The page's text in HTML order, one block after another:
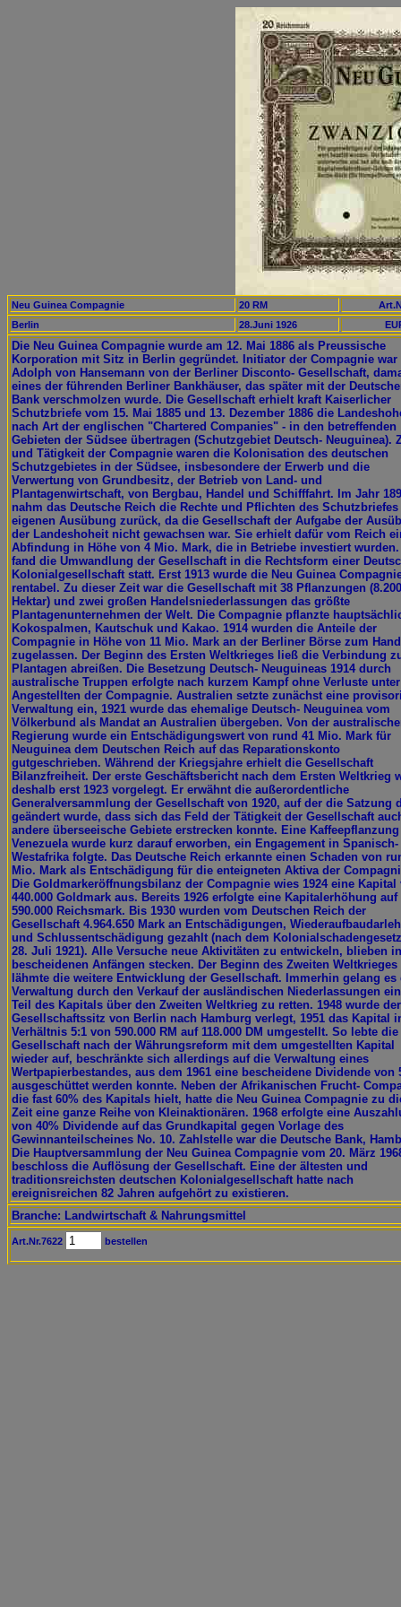
Neu Guinea Compagnie 20 RM
Berlin
28.Juni 1926
Die Neu Guinea Compagnie wurde am 12. Mai 1886 als Preussische
Korporation mit Sitz in Berlin gegründet. Initiator der Compagnie war
Adolph von Hansemann von der Berliner Disconto- Gesellschaft,
eines der führenden Berliner Bankhäuser, das später mit der
Bank verschmolzen wurde. Die Gesellschaft erhielt kraft Kaiserlicher
Schutzbriefe vom 15. Mai 1885 und 13. Dezember 1886 die
nach Art der englischen "Chartered Companies" - in den betreffenden
Gebieten der Südsee übertragen (Schutzgebiet Deutsch- Neuguinea).
und Tätigkeit der Compagnie waren die Kolonisation des deutschen
Schutzgebietes in der Südsee, insbesondere der Erwerb und die
Verwertung von Grundbesitz, der Betrieb von Land- und
Plantagenwirtschaft, von Bergbau, Handel und Schifffahrt. Im Jahr
nahm das Deutsche Reich die Rechte und Pflichten des
eigenen Ausübung zurück, da die Gesellschaft der Aufgabe der
der Landeshoheit nicht gewachsen war. Sie erhielt dafür vom Reich
Abfindung in Höhe von 4 Mio. Mark, die in Betriebe investiert wurden.
fand die Umwandlung der Gesellschaft in die Rechtsform einer
Kolonialgesellschaft statt. Erst 1913 wurde die Neu Guinea
rentabel. Zu dieser Zeit war die Gesellschaft mit 38 Pflanzungen (8.200
Hektar) und zwei großen Handelsniederlassungen das größte
Plantagenunternehmen der Welt. Die Compagnie pflanzte
Kokospalmen, Kautschuk und Kakao. 1914 wurden die Anteile der
Compagnie in Höhe von 11 Mio. Mark an der Berliner Börse zum
zugelassen. Der Beginn des Ersten Weltkrieges ließ die Verbindung
Plantagen abreißen. Die Besetzung Deutsch- Neuguineas 1914 durch
australische Truppen erfolgte nach kurzem Kampf ohne Verluste
Angestellten der Compagnie. Australien setzte zunächst eine
Verwaltung ein, 1921 wurde das ehemalige Deutsch- Neuguinea vom
Völkerbund als Mandat an Australien übergeben. Von der
Regierung wurde ein Entschädigungswert von rund 41 Mio. Mark für
Neuguinea dem Deutschen Reich auf das Reparationskonto
gutgeschrieben. Während der Kriegsjahre erhielt die Gesellschaft
Bilanzfreiheit. Der erste Geschäftsbericht nach dem Ersten Weltkrieg
deshalb erst 1923 vorgelegt. Er erwähnt die außerordentliche
Generalversammlung der Gesellschaft von 1920, auf der die Satzung
geändert wurde, dass sich das Feld der Tätigkeit der Gesellschaft
andere überseeische Gebiete erstrecken konnte. Eine
Venezuela wurde kurz darauf erworben, ein Engagement in Spanisch-
Westafrika folgte. Das Deutsche Reich erkannte einen Schaden von
Mio. Mark als Entschädigung für die enteigneten Aktiva der
Die Goldmarkeröffnungsbilanz der Compagnie wies 1924 eine Kapital
440.000 Goldmark aus. Bereits 1926 erfolgte eine Kapitalerhöhung auf
590.000 Reichsmark. Bis 1930 wurden vom Deutschen Reich der
Gesellschaft 4.964.650 Mark an Entschädigungen,
und Schlussentschädigung gezahlt (nach dem
28. Juli 1921). Alle Versuche neue Aktivitäten zu entwickeln, blieben in
bescheidenen Anfängen stecken. Der Beginn des Zweiten Weltkrieges
lähmte die weitere Entwicklung der Gesellschaft. Immerhin gelang es
Verwaltung durch den Verkauf der ausländischen Niederlassungen
Teil des Kapitals über den Zweiten Weltkrieg zu retten. 1948 wurde der
Gesellschaftssitz von Berlin nach Hamburg verlegt, 1951 das Kapital
Verhältnis 5:1 von 590.000 RM auf 118.000 DM umgestellt. So lebte die
Gesellschaft nach der Währungsreform mit dem umgestellten Kapital
wieder auf, beschränkte sich allerdings auf die Verwaltung eines
Wertpapierbestandes, aus dem 1961 eine bescheidene Dividende von
ausgeschüttet werden konnte. Neben der Afrikanischen Frucht-
die fast 60% des Kapitals hielt, hatte die Neu Guinea Compagnie zu
Zeit eine ganze Reihe von Kleinaktionären. 1968 erfolgte eine
von 40% Dividende auf das Grundkapital gegen Vorlage des
Gewinnanteilscheines No. 10. Zahlstelle war die Deutsche Bank,
Die Hauptversammlung der Neu Guinea Compagnie vom 20. März
beschloss die Auflösung der Gesellschaft. Eine der ältesten und
traditionsreichsten deutschen Kolonialgesellschaft hatte nach
ereignisreichen 82 Jahren aufgehört zu existieren.
Branche: Landwirtschaft & Nahrungsmittel
Art.Nr.7622 bestellen